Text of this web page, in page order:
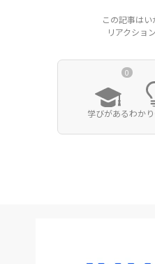
この記事はい
リアクショ
0
学びがあるわか